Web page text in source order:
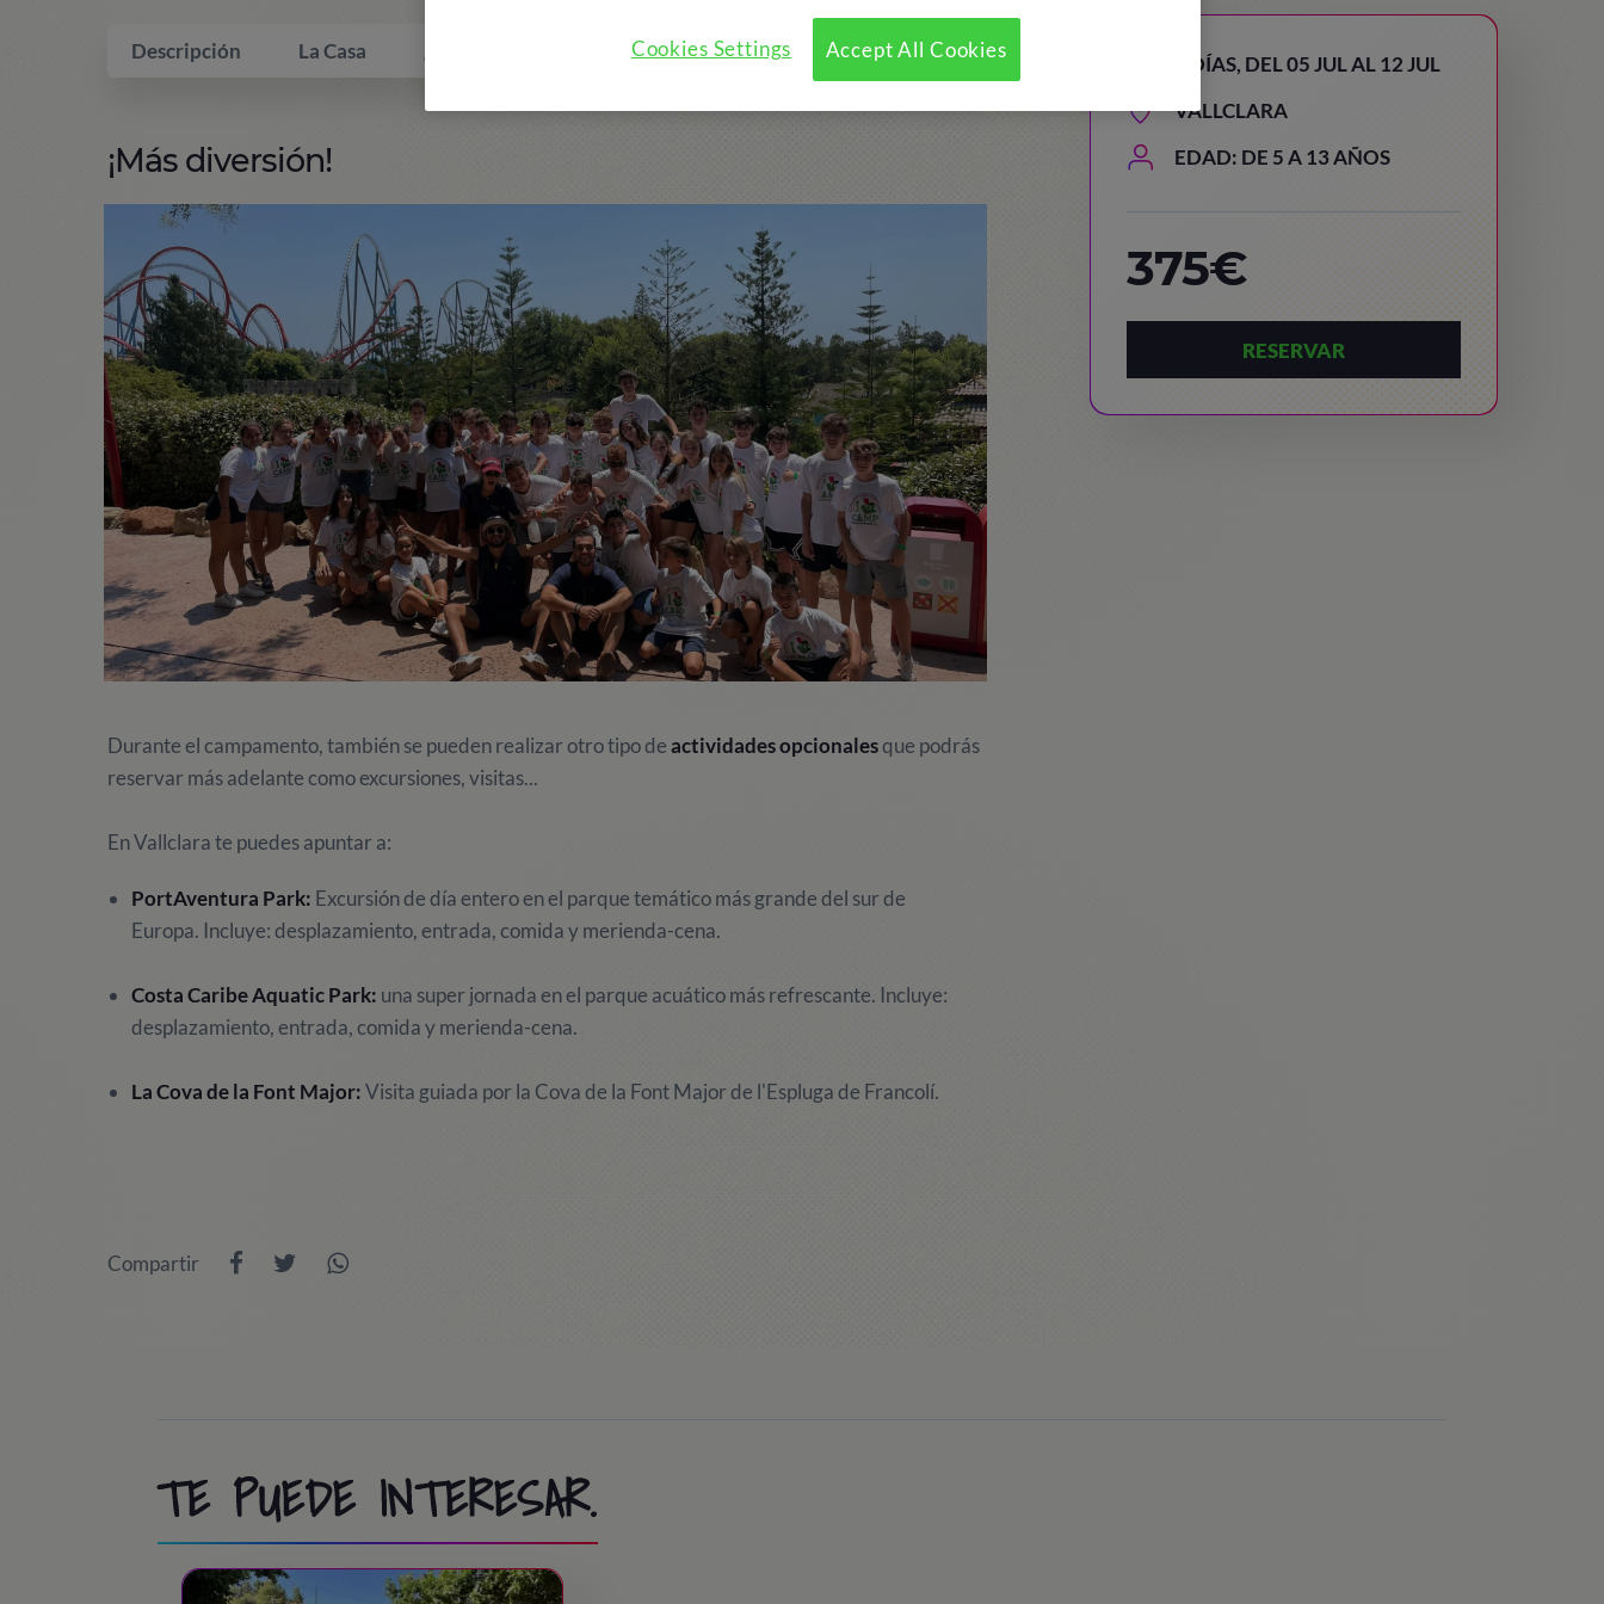
Descripción La Casa Programa Actividades opcionales
8 DÍAS, DEL 05 JUL AL 12 JUL
VALLCLARA
EDAD: DE 5 A 13 AÑOS
375€
RESERVAR
¡Más diversión!
Durante el campamento, también se pueden realizar otro tipo deactividades opcionalesque podrás
reservar más adelante como excursiones, visitas...
En Vallclara te puedes apuntar a:
PortAventura Park: Excursión de día entero en el parque temático más grande del sur de
Europa. Incluye: desplazamiento, entrada, comida y merienda-cena.
Costa Caribe Aquatic Park: una super jornada en el parque acuático más refrescante. Incluye:
desplazamiento, entrada, comida y merienda-cena.
La Cova de la Font Major:Visita guiada por la Cova de la Font Major de l'Espluga de Francolí.
Compartir
TE PUEDE INTERESAR.
Accept All Cookies
Cookies Settings